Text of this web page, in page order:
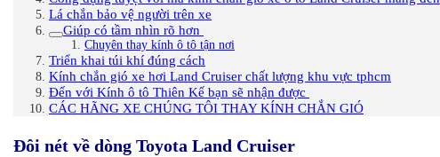
Lá chắn bảo vệ người trên xe
Giúp có tầm nhìn rõ hơn
Chuyên thay kính ô tô tận nơi
Triển khai túi khí đúng cách
Kính chắn gió xe hơi Land Cruiser chất lượng khu vực tphcm
Đến với Kính ô tô Thiên Kế bạn sẽ nhận được
CÁC HÃNG XE CHÚNG TÔI THAY KÍNH CHẮN GIÓ
Đôi nét về dòng Toyota Land Cruiser